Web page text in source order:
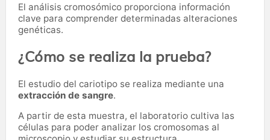
El análisis cromosómico proporciona información
clave para comprender determinadas alteraciones
genéticas.
¿Cómo se realiza la prueba?
El estudio del cariotipo se realiza mediante una
extracción de sangre.
A partir de esta muestra, el laboratorio cultiva las
células para poder analizar los cromosomas al